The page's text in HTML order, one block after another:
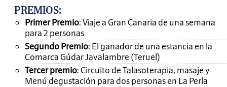
PREMIOS:
Primer Premio: Viaje a Gran Canaria de una semana
para 2 personas
Segundo Premio: El ganador de una estancia en la
Comarca Gúdar Javalambre (Teruel)
Tercer premio: Circuito de Talasoterapia, masaje y
Menú degustación para dos personas en La Perla